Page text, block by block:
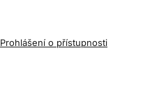
Prohlášení o přístupnosti